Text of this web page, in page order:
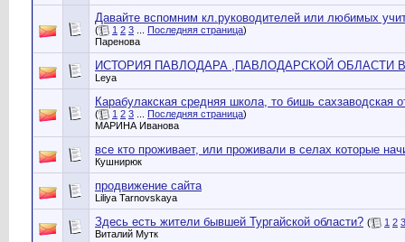
Давайте вспомним кл.руководителей или любимых
( 1 2 3 Последняя страница)
Паренова
ИСТОРИЯ ПАВЛОДАРА ,ПАВЛОДАРСКОЙ ОБЛАСТИ
Leya
Карабулакская средняя школа, то бишь сахзаводская
( 1 2 3 Последняя страница)
МАРИНА Иванова
все кто проживает, или проживали в селах которые
Кушнирюк
продвижение сайта
Liliya Tarnovskaya
Здесь есть жители бывшей Тургайской области? ( 1 2 3
Виталий Мутк